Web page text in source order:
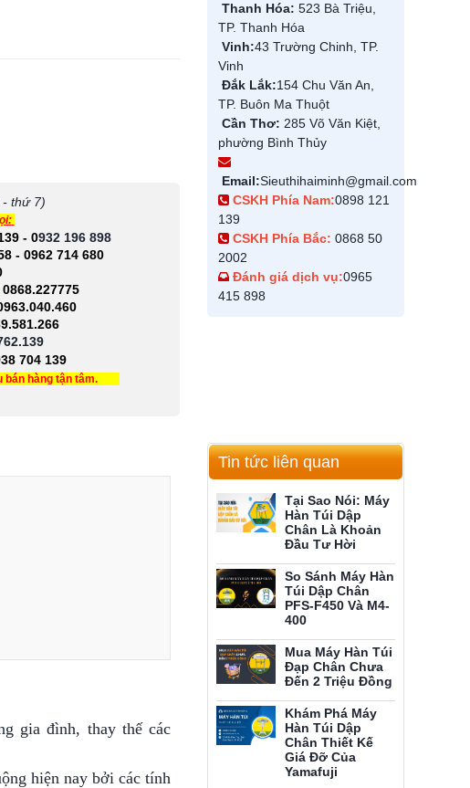
thứ 7)
- 0932 196 898
- 0962 714 680
0868.227775
704 139
hàng tận tâm.
Thanh Hóa: 523 Bà Triệu,
TP. Thanh Hóa
Vinh:43 Trường Chinh, TP.
Vinh
Đắk Lắk:154 Chu Văn An,
TP. Buôn Ma Thuột
Cần Thơ: 285 Võ Văn Kiệt,
phường Bình Thủy
Email:Sieuthihaiminh@gmail.com
CSKH Phía Nam:0898 121
139
CSKH Phía Bắc: 0868 50
2002
Đánh giá dịch vụ:0965
415 898
gia đình, thay thế các
hiện nay bởi các tính
Tin tức liên quan
Tại Sao Nói: Máy
Hàn Túi Dập
Chân Là Khoản
Đầu Tư Hời
So Sánh Máy Hàn
Túi Dập Chân
PFS-F450 Và M4-
400
Mua Máy Hàn Túi
Đạp Chân Chưa
Đến 2 Triệu Đồng
Khám Phá Máy
Hàn Túi Dập
Chân Thiết Kế
Giá Đỡ Của
Yamafuji